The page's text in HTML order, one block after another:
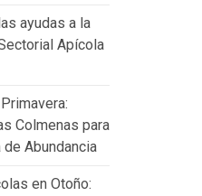
ayudas a la
Apícola
Colmenas para
de Abundancia
en Otoño: